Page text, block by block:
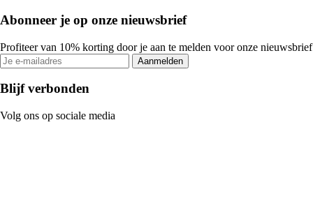
Abonneer je op onze nieuwsbrief
Profiteer van 10% korting door je aan te melden voor onze nieuwsbrief
Aanmelden
Blijf verbonden
Volg ons op sociale media